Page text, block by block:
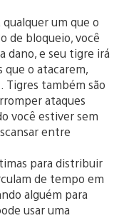
um que o
de bloqueio, você
dano, e seu tigre irá
que o atacarem,
Tigres também são
ataques
você estiver sem
entre
para distribuir
de tempo em
alguém para
usar uma